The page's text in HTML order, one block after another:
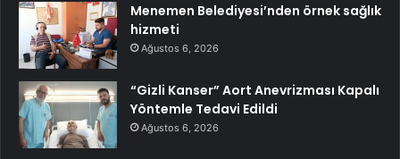
Menemen Belediyesi’nden örnek sağlık
hizmeti
Ağustos 6, 2026
“Gizli Kanser” Aort Anevrizması Kapalı
Yöntemle Tedavi Edildi
Ağustos 6, 2026